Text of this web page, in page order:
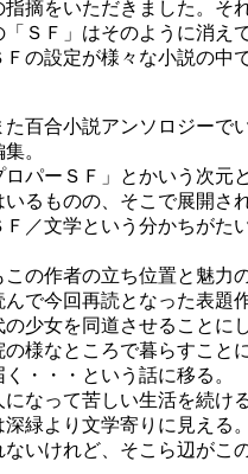
摘をいただきました。
ＳＦ」はそのように消え
設定が様々な小説の
合小説アンソロジーで
。
パーＳＦ」とかいう次元
るものの、そこで展開
／文学という分かちが
作者の立ち位置と魅力
で今回再読となった表
少女を同道させること
様なところで暮らすこ
・・・という話に移る。
なって苦しい生活を続
緑より文学寄りに見える。
けれど、そこら辺がこ